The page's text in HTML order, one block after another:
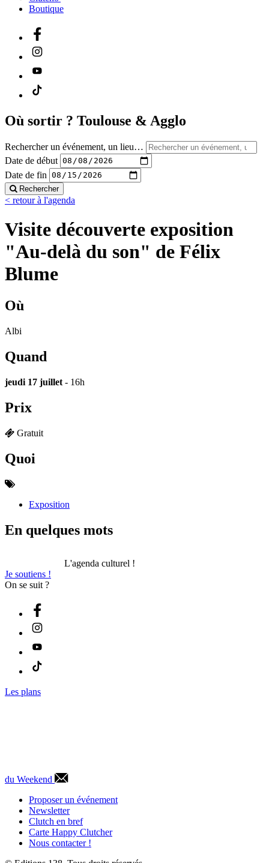
Boutique
Où sortir ? Toulouse & Agglo
Rechercher un événement, un lieu…
Date de début
Date de fin
Rechercher
< retour à l'agenda
Visite découverte exposition
"Au-delà du son" de Félix
Blume
Où
Albi
Quand
jeudi 17 juillet - 16h
Prix
Gratuit
Quoi
Exposition
En quelques mots
L'agenda culturel !
Je soutiens !
On se suit ?
Les plans
du Weekend
Proposer un événement
Newsletter
Clutch en bref
Carte Happy Clutcher
Nous contacter !